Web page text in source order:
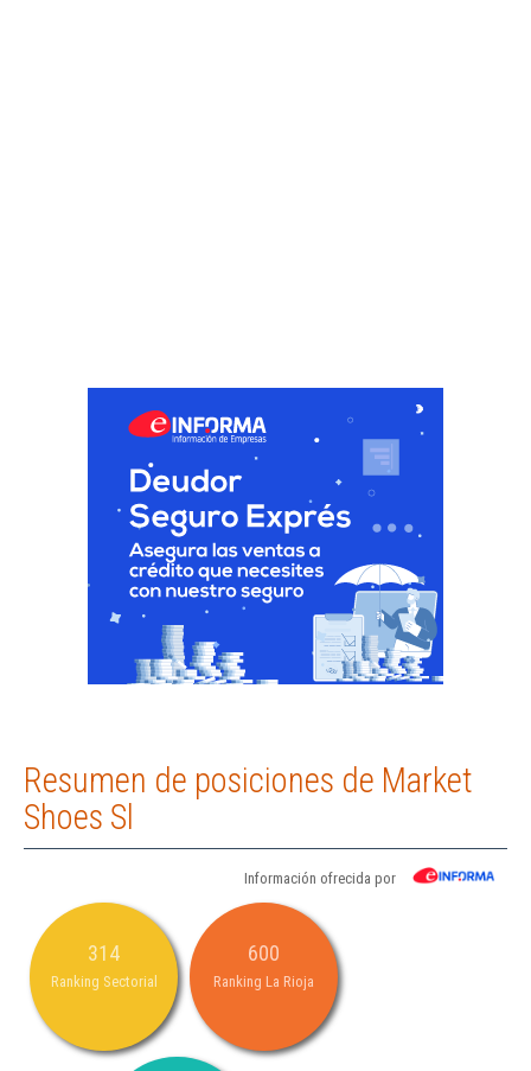
Resumen de posiciones de Market
Shoes Sl
Información ofrecida por
314
Ranking Sectorial
600
Ranking La Rioja